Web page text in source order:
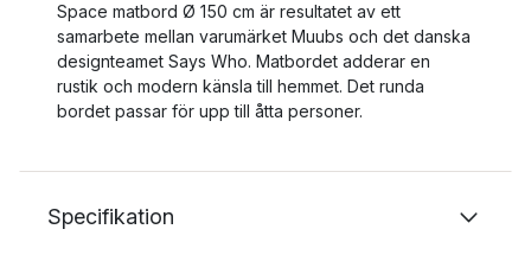
Space matbord Ø 150 cm är resultatet av ett
samarbete mellan varumärket Muubs och det danska
designteamet Says Who. Matbordet adderar en
rustik och modern känsla till hemmet. Det runda
bordet passar för upp till åtta personer.
Specifikation